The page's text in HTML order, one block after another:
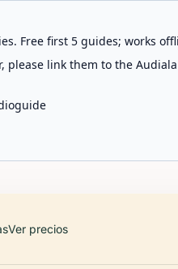
Free first 5 guides; works
please link them to the
Ver precios